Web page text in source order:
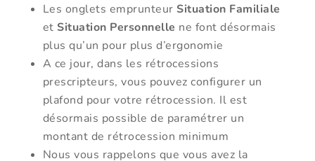
Les onglets emprunteur Situation Familiale
et Situation Personnelle ne font désormais
plus qu’un pour plus d’ergonomie
A ce jour, dans les rétrocessions
prescripteurs, vous pouvez configurer un
plafond pour votre rétrocession. Il est
désormais possible de paramétrer un
montant de rétrocession minimum
Nous vous rappelons que vous avez la